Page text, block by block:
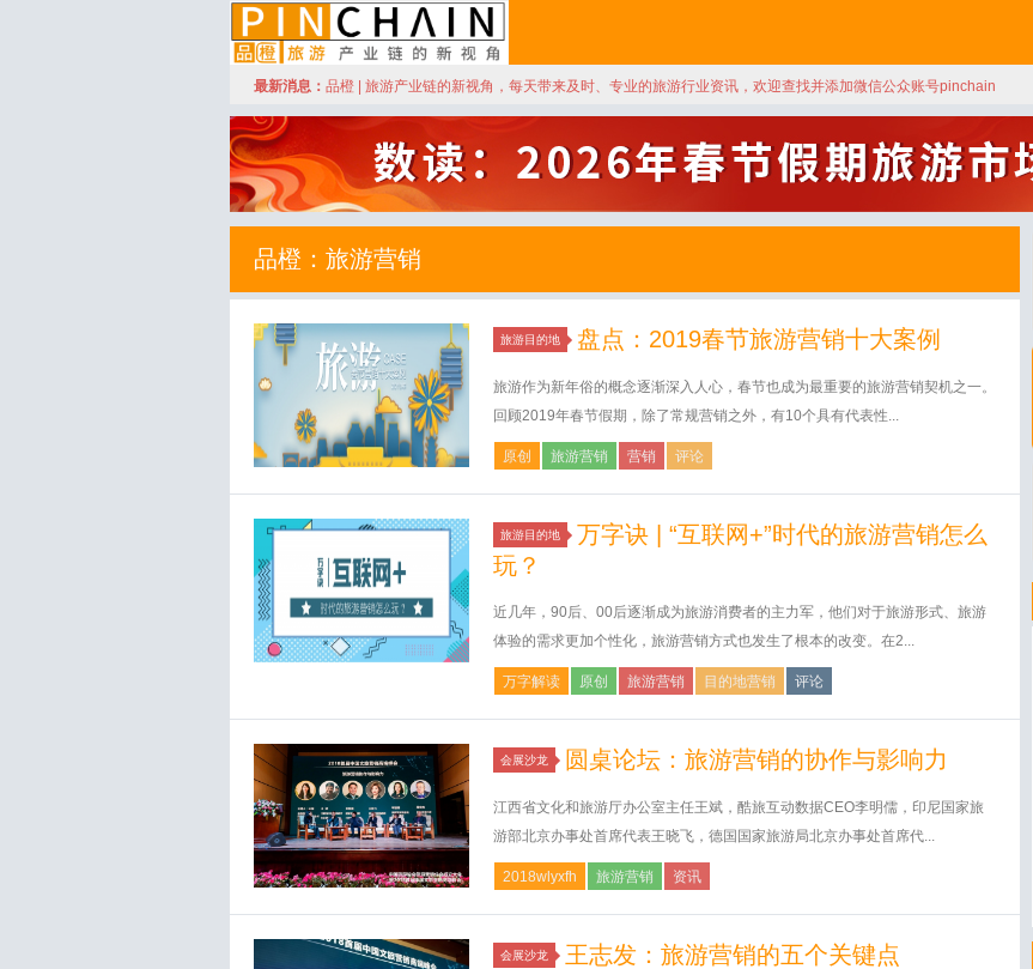
品橙旅游
最新消息： 品橙 | 旅游产业链的新视角，每天带来及时、专业的旅游行业资讯，欢迎查找并添加微信公众账号pinchain
品橙：旅游营销
旅游目的地 盘点：2019春节旅游营销十大案例
旅游作为新年俗的概念逐渐深入人心，春节也成为最重要的旅游营销契机之一。
回顾2019年春节假期，除了常规营销之外，有10个具有代表性...
原创 旅游营销 营销 评论
旅游目的地
万字诀 | “互联网+”时代的旅游营销怎么
玩？
近几年，90后、00后逐渐成为旅游消费者的主力军，他们对于旅游形式、旅游
体验的需求更加个性化，旅游营销方式也发生了根本的改变。在2...
万字解读 原创 旅游营销 目的地营销 评论
会展沙龙 圆桌论坛：旅游营销的协作与影响力
江西省文化和旅游厅办公室主任王斌，酷旅互动数据CEO李明儒，印尼国家旅
游部北京办事处首席代表王晓飞，德国国家旅游局北京办事处首席代...
2018wlyxfh 旅游营销 资讯
会展沙龙 王志发：旅游营销的五个关键点